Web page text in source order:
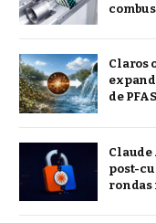
Claros
de PFAS
Claude
post-
rondas